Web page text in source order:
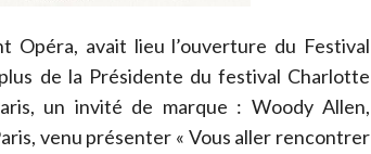
Opéra, avait lieu l’ouverture du Festival
de la Présidente du festival Charlotte
un invité de marque : Woody Allen,
venu présenter « Vous aller rencontrer